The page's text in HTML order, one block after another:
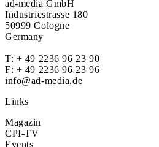
ad-media GmbH
Industriestrasse 180
50999 Cologne
Germany
T: + 49 2236 96 23 90
F: + 49 2236 96 23 96
info@ad-media.de
Links
Magazin
CPI-TV
Events